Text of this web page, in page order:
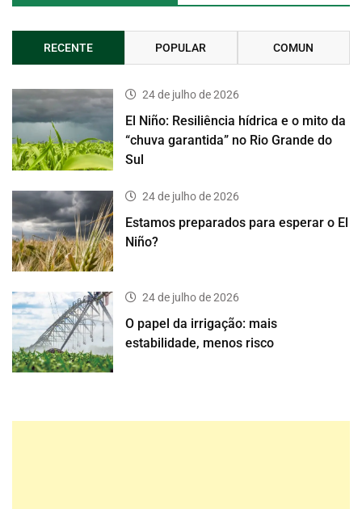
RECENTE POPULAR COMUN
24 de julho de 2026
El Niño: Resiliência hídrica e o mito da
“chuva garantida” no Rio Grande do
Sul
24 de julho de 2026
Estamos preparados para esperar o El
Niño?
24 de julho de 2026
O papel da irrigação: mais
estabilidade, menos risco